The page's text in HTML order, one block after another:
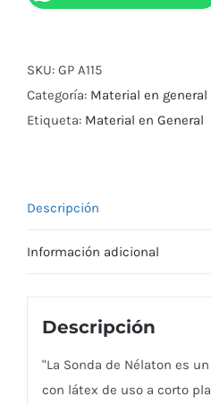
Ke8887660218
cantidad
SKU: GP A115
Categoría: Material en general
Etiqueta: Material en General
Descripción
Información adicional
Descripción
"La Sonda de Nélaton es
con látex de uso a corto